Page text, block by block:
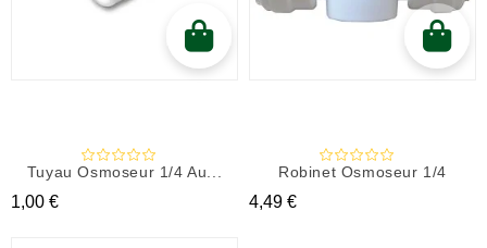
Tuyau Osmoseur 1/4 Au...
Prix
1,00 €
Robinet Osmoseur 1/4
Prix
4,49 €